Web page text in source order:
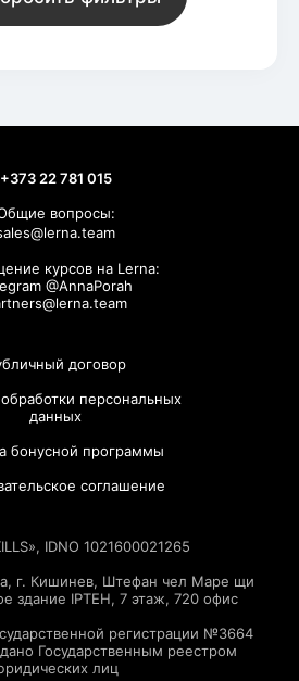
+373 22 781 015
вопросы:
курсов на Lerna:
@AnnaPorah
договор
персональных
данных
бонусной программы
соглашение
IDNO 1021600021265
г. Кишинев, Штефан чел Маре щи
здание IPTEH, 7 этаж, 720 офис
регистрации №3664
Государственным реестром
лиц